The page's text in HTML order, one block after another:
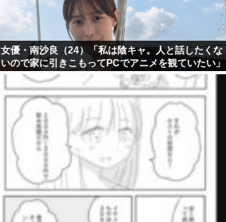
女優・南沙良（24）「私は陰キャ。人と話したくな
いので家に引きこもってPCでアニメを観ていたい」